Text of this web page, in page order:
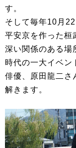
す。
そして毎年10月
平安京を作った桓
深い関係のある場
時代の一大イベン
俳優、原田龍二さ
解きます。